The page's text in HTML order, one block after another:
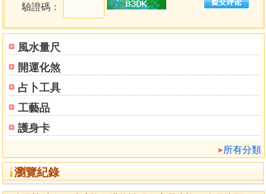
風水量尺
開運化煞
占卜工具
工藝品
護身卡
所有分類
瀏覽紀錄
驗證碼：